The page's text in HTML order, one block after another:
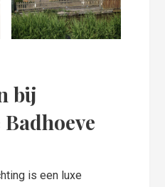
bij
is een luxe